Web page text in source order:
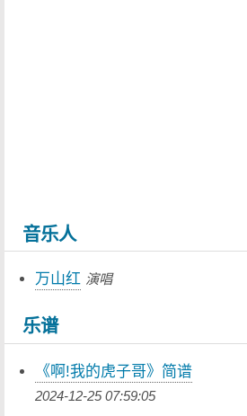
音乐人
万山红 演唱
乐谱
《啊!我的虎子哥》简谱
2024-12-25 07:59:05